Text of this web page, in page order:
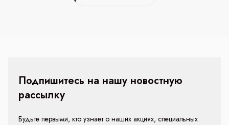
Подпишитесь на нашу новостную
рассылку
Будьте первыми, кто узнает о наших акциях, специальных